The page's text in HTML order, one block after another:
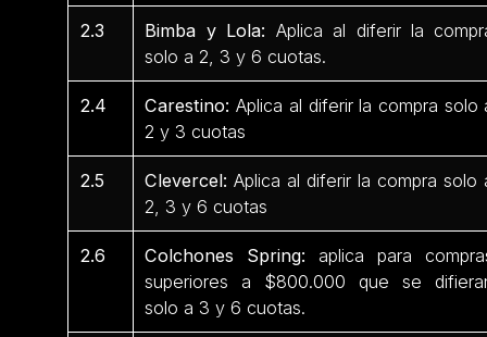
2.3 Bimba y Lola: Aplica al diferir la
solo a 2, 3 y 6 cuotas.
2.4 Carestino: Aplica al diferir la compra solo
2 y 3 cuotas
2.5 Clevercel:Aplica al diferir la compra solo
2, 3 y 6 cuotas
2.6 Colchones Spring: aplica para
superiores a $800.000 que se
solo a 3 y 6 cuotas.